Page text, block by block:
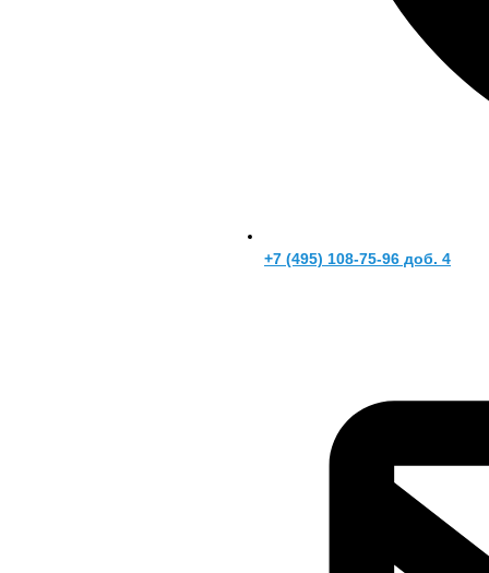
+7 (495) 108-75-96 доб. 4